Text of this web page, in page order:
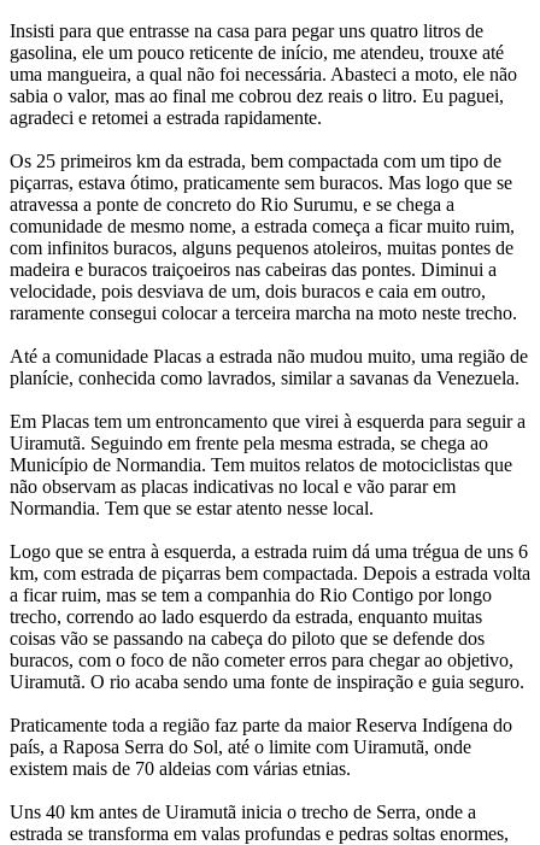
Insisti para que entrasse na casa para pegar uns quatro litros de
gasolina, ele um pouco reticente de início, me atendeu, trouxe até
uma mangueira, a qual não foi necessária. Abasteci a moto, ele não
sabia o valor, mas ao final me cobrou dez reais o litro. Eu paguei,
agradeci e retomei a estrada rapidamente.
Os 25 primeiros km da estrada, bem compactada com um tipo de
piçarras, estava ótimo, praticamente sem buracos. Mas logo que se
atravessa a ponte de concreto do Rio Surumu, e se chega a
comunidade de mesmo nome, a estrada começa a ficar muito ruim,
com infinitos buracos, alguns pequenos atoleiros, muitas pontes de
madeira e buracos traiçoeiros nas cabeiras das pontes. Diminui a
velocidade, pois desviava de um, dois buracos e caia em outro,
raramente consegui colocar a terceira marcha na moto neste trecho.
Até a comunidade Placas a estrada não mudou muito, uma região de
planície, conhecida como lavrados, similar a savanas da Venezuela.
Em Placas tem um entroncamento que virei à esquerda para seguir a
Uiramutã. Seguindo em frente pela mesma estrada, se chega ao
Município de Normandia. Tem muitos relatos de motociclistas que
não observam as placas indicativas no local e vão parar em
Normandia. Tem que se estar atento nesse local.
Logo que se entra à esquerda, a estrada ruim dá uma trégua de uns 6
km, com estrada de piçarras bem compactada. Depois a estrada volta
a ficar ruim, mas se tem a companhia do Rio Contigo por longo
trecho, correndo ao lado esquerdo da estrada, enquanto muitas
coisas vão se passando na cabeça do piloto que se defende dos
buracos, com o foco de não cometer erros para chegar ao objetivo,
Uiramutã. O rio acaba sendo uma fonte de inspiração e guia seguro.
Praticamente toda a região faz parte da maior Reserva Indígena do
país, a Raposa Serra do Sol, até o limite com Uiramutã, onde
existem mais de 70 aldeias com várias etnias.
Uns 40 km antes de Uiramutã inicia o trecho de Serra, onde a
estrada se transforma em valas profundas e pedras soltas enormes,